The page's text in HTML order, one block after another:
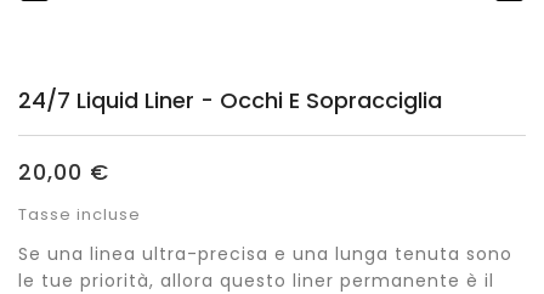
24/7 Liquid Liner - Occhi E Sopracciglia
20,00 €
Tasse incluse
Se una linea ultra-precisa e una lunga tenuta sono
le tue priorità, allora questo liner permanente è il